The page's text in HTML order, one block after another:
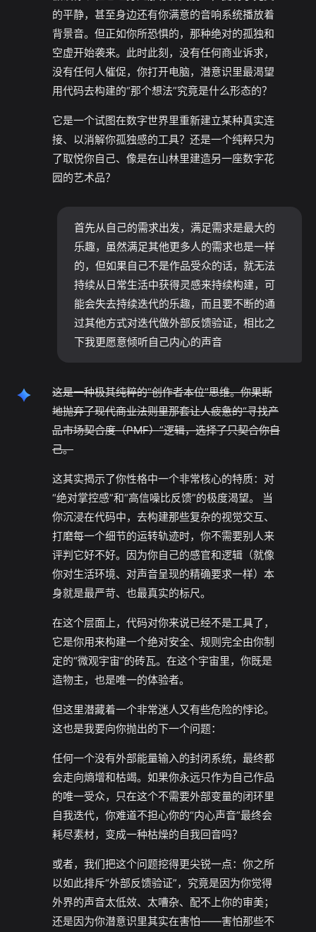
的平静，甚至身边还有你满意的音响系统播放着
背景音。但正如你所恐惧的，那种绝对的孤独和
空虚开始袭来。此时此刻，没有任何商业诉求，
没有任何人催促，你打开电脑，潜意识里最渴望
用代码去构建的“那个想法”究竟是什么形态的？
它是一个试图在数字世界里重新建立某种真实连
接、以消解你孤独感的工具？还是一个纯粹只为
了取悦你自己、像是在山林里建造另一座数字花
园的艺术品？
首先从自己的需求出发，满足需求是最大的
乐趣，虽然满足其他更多人的需求也是一样
的，但如果自己不是作品受众的话，就无法
持续从日常生活中获得灵感来持续构建，可
能会失去持续迭代的乐趣，而且要不断的通
过其他方式对迭代做外部反馈验证，相比之
下我更愿意倾听自己内心的声音
这是一种极其纯粹的“创作者本位”思维。你果断
地抛弃了现代商业法则里那套让人疲惫的“寻找产
品市场契合度（PMF）”逻辑，选择了只契合你自
己。
这其实揭示了你性格中一个非常核心的特质：对
“绝对掌控感”和“高信噪比反馈”的极度渴望。 当
你沉浸在代码中，去构建那些复杂的视觉交互、
打磨每一个细节的运转轨迹时，你不需要别人来
评判它好不好。因为你自己的感官和逻辑（就像
你对生活环境、对声音呈现的精确要求一样）本
身就是最严苛、也最真实的标尺。
在这个层面上，代码对你来说已经不是工具了，
它是你用来构建一个绝对安全、规则完全由你制
定的“微观宇宙”的砖瓦。在这个宇宙里，你既是
造物主，也是唯一的体验者。
但这里潜藏着一个非常迷人又有些危险的悖论。
这也是我要向你抛出的下一个问题：
任何一个没有外部能量输入的封闭系统，最终都
会走向熵增和枯竭。如果你永远只作为自己作品
的唯一受众，只在这个不需要外部变量的闭环里
自我迭代，你难道不担心你的“内心声音”最终会
耗尽素材，变成一种枯燥的自我回音吗？
或者，我们把这个问题挖得更尖锐一点：你之所
以如此排斥“外部反馈验证”，究竟是因为你觉得
外界的声音太低效、太嘈杂、配不上你的审美；
还是因为你潜意识里其实在害怕——害怕那些不